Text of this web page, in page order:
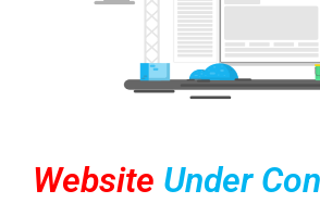
Website Under